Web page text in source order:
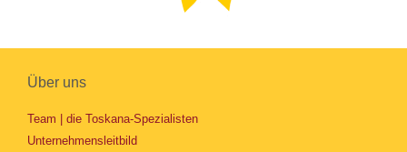
Über uns
Team | die Toskana-Spezialisten
Unternehmensleitbild